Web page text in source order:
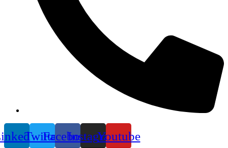
TwitterFacebookInstagramYoutube